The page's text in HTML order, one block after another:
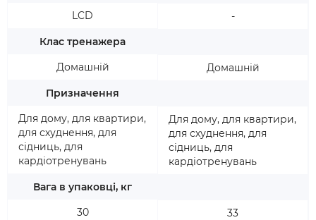
LCD
Клас тренажера
Домашній
Призначення
Для дому, для квартири,
для схуднення, для
сідниць, для
кардіотренувань
Вага в упаковці, кг
30
-
Домашній
Для дому, для квартири,
для схуднення, для
сідниць, для
кардіотренувань
33